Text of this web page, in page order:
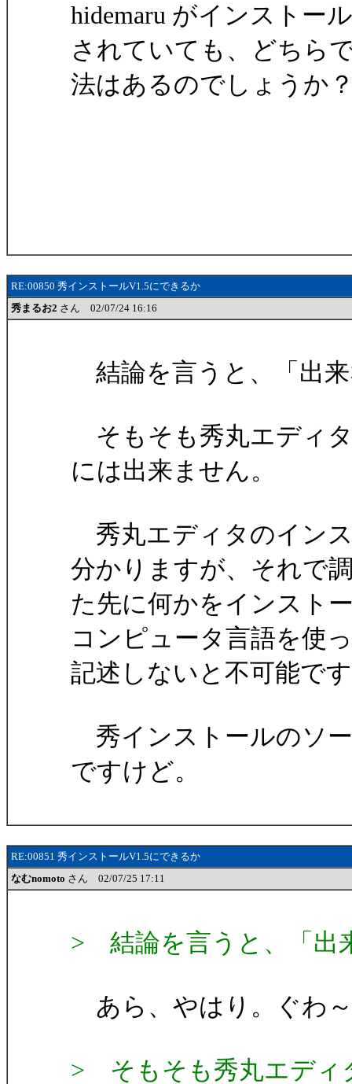
hidemaru がインストール
されていても、どちら
法はあるのでしょうか
RE:00850 秀インストールV1.5にできるか
秀まるお2 さん 02/07/24 16:16
結論を言うと、「出
そもそも秀丸エディタ
には出来ません。
秀丸エディタのイン
分かりますが、それで
た先に何かをインスト
コンピュータ言語を使
記述しないと不可能で
秀インストールのソ
ですけど。
RE:00851 秀インストールV1.5にできるか
なむnomoto さん 02/07/25 17:11
> 結論を言うと、「出
あら、やはり。ぐわ
> そもそも秀丸エディ